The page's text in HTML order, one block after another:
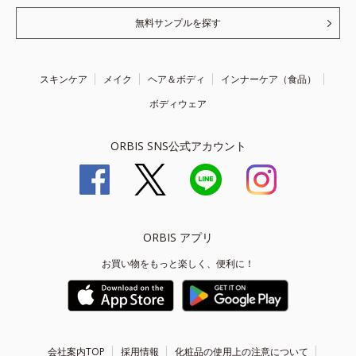
無料サンプルを探す
スキンケア メイク ヘア＆ボディ
インナーケア（食品）
ボディウェア
ORBIS SNS公式アカウント
ORBIS アプリ
お買い物をもっと楽しく、便利に！
会社案内TOP 採用情報 化粧品の使用上の注意について